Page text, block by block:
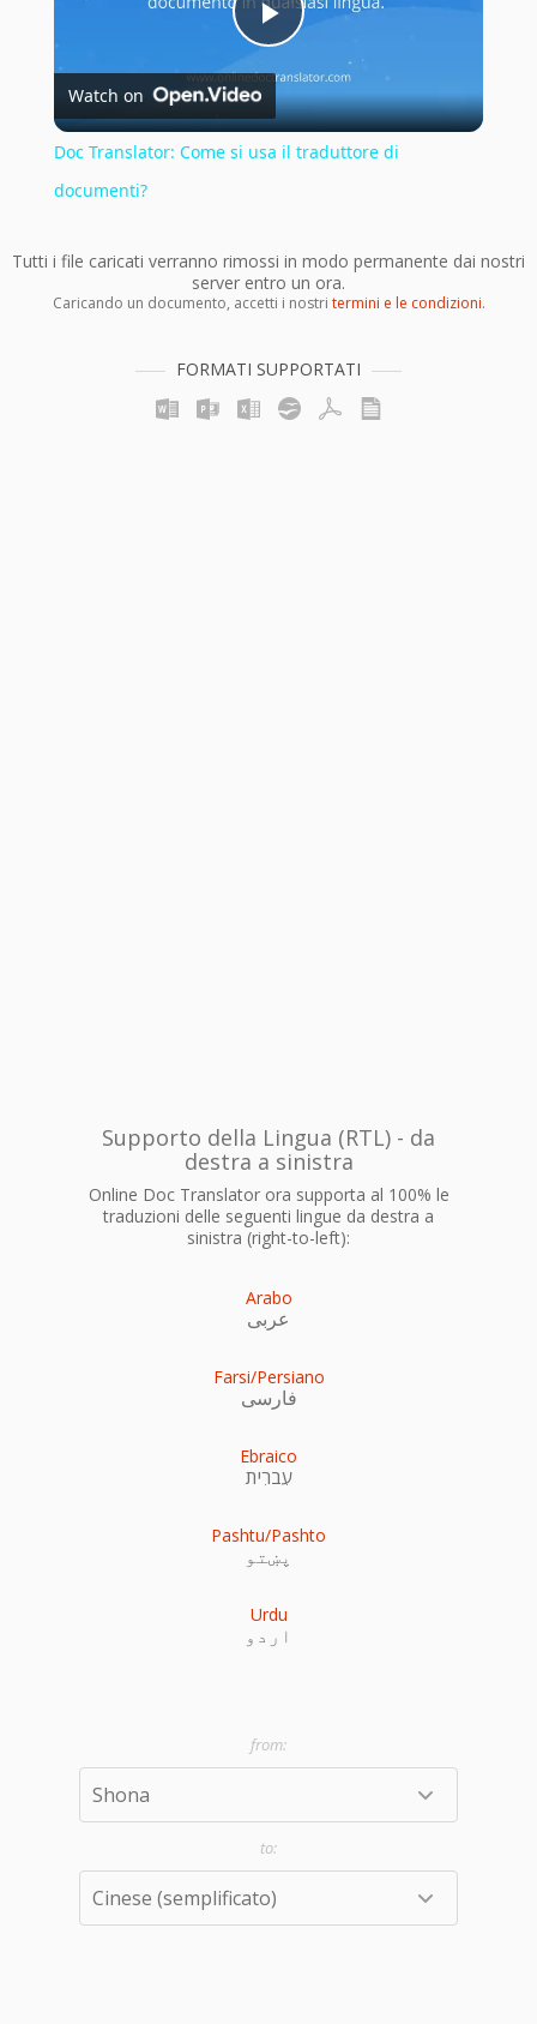
Play
Video
Watch on
Doc Translator: Come si usa il traduttore di
documenti?
Tutti i file caricati verranno rimossi in modo permanente dai nostri
server entro un ora.
Caricando un documento, accetti i nostri termini e le condizioni.
FORMATI SUPPORTATI
Supporto della Lingua (RTL) - da
destra a sinistra
Online Doc Translator ora supporta al 100% le
traduzioni delle seguenti lingue da destra a
sinistra (right-to-left):
Arabo
عربى
Farsi/Persiano
فارسی
Ebraico
עִברִית
Pashtu/Pashto
پښتو
Urdu
اردو